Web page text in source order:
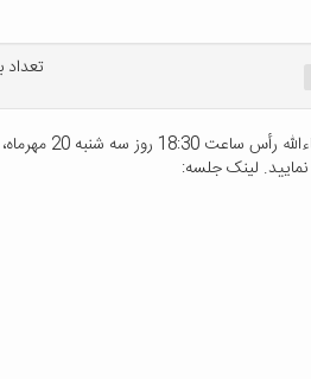
تعداد
ضمن عرض خیر مقدم